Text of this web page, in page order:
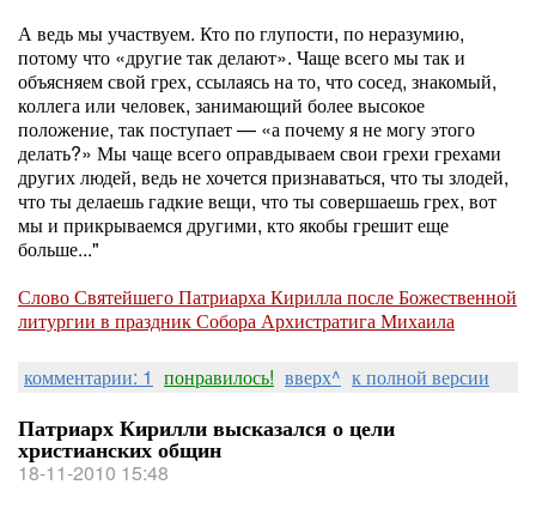
А ведь мы участвуем. Кто по глупости, по неразумию,
потому что «другие так делают». Чаще всего мы так и
объясняем свой грех, ссылаясь на то, что сосед, знакомый,
коллега или человек, занимающий более высокое
положение, так поступает — «а почему я не могу этого
делать?» Мы чаще всего оправдываем свои грехи грехами
других людей, ведь не хочется признаваться, что ты злодей,
что ты делаешь гадкие вещи, что ты совершаешь грех, вот
мы и прикрываемся другими, кто якобы грешит еще
больше..."
Слово Святейшего Патриарха Кирилла после Божественной
литургии в праздник Собора Архистратига Михаила
комментарии: 1 понравилось! вверх^ к полной версии
Патриарх Кирилли высказался о цели
христианских общин
18-11-2010 15:48